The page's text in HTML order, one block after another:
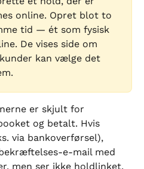
online. Opret blot to
tid — ét som fysisk
De vises side om
kan vælge det
er skjult for
og betalt. Hvis
via bankoverførsel),
e-mail med
men ser ikke holdlinket,